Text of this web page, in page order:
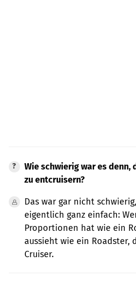
Wie schwierig war es denn,
zu entcruisern?
Das war gar nicht
eigentlich ganz einfach:
Proportionen hat wie ein
aussieht wie ein Roadster,
Cruiser.